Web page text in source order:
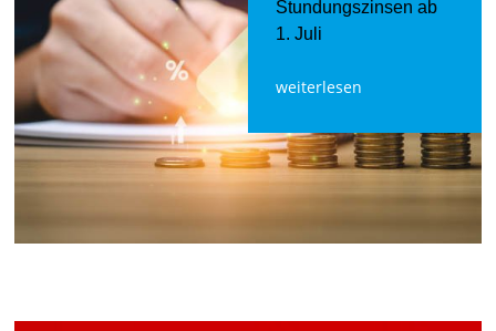
Stundungszinsen ab
1. Juli
weiterlesen